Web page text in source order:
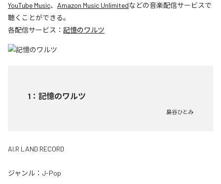
YouTube Music、 Amazon Music Unlimitedなどの音楽配信サービスで
聴くことができる。
各配信サービス： 記憶のワルツ
1 ： 記憶のワルツ
島谷ひとみ
AI.R LAND RECORD
ジャンル： J-Pop